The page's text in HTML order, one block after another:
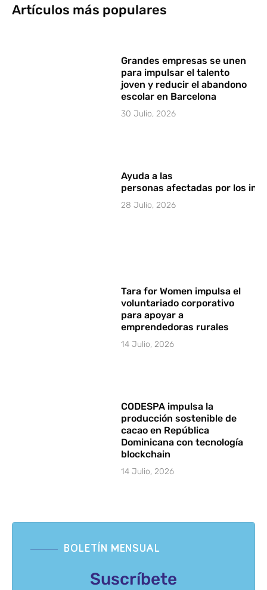
Artículos más populares
Grandes empresas se unen
para impulsar el talento
joven y reducir el abandono
escolar en Barcelona
30 Julio, 2026
Ayuda a las
personas afectadas por los
28 Julio, 2026
Tara for Women impulsa el
voluntariado corporativo
para apoyar a
emprendedoras rurales
14 Julio, 2026
CODESPA impulsa la
producción sostenible de
cacao en República
Dominicana con tecnología
blockchain
14 Julio, 2026
BOLETÍN MENSUAL
Suscríbete